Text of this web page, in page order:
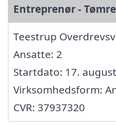
Entreprenør -
Teestrup
Ansatte: 2
Startdato: 17.
Virksomhedsform:
CVR: 37937320